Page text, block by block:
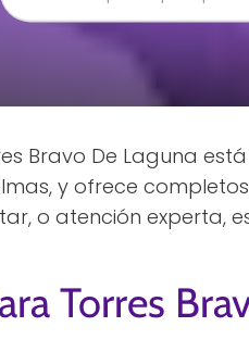
Bravo De Laguna
y ofrece
o atención experta,
Torres